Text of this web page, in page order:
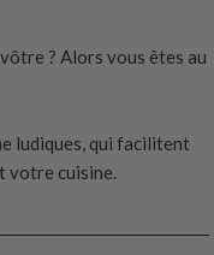
? Alors vous êtes au
ludiques, qui facilitent
votre cuisine.